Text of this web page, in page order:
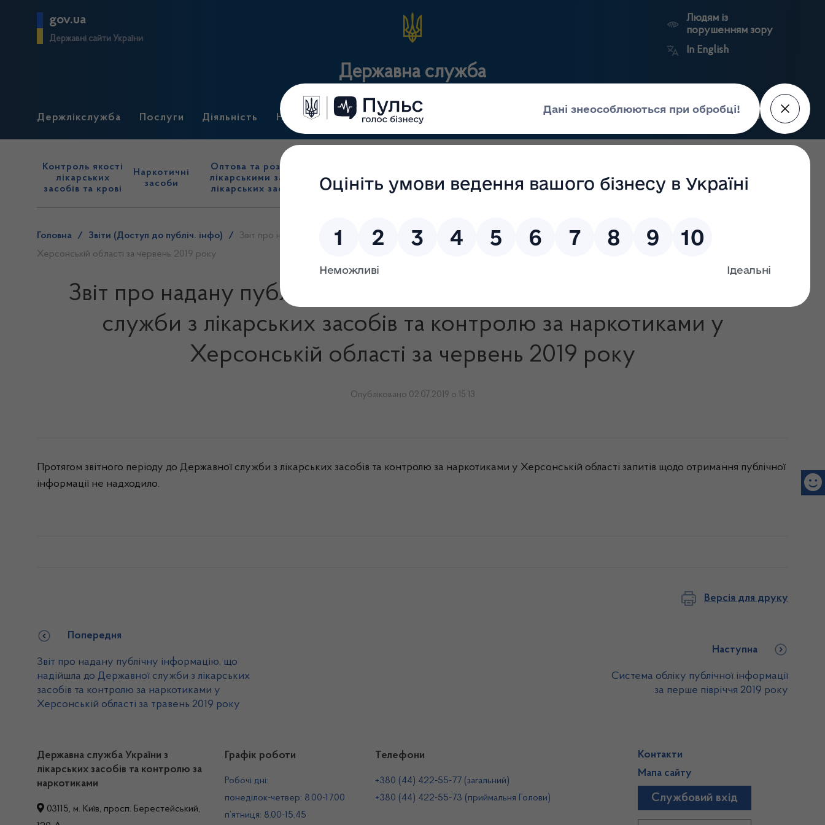
gov.ua
Державні сайти України
Державна служба
Людям із
порушенням зору
In English
Держлікслужба Послуги Діяльність Нормативні документи Для громадськості Прес-центр Пошук
Контроль якості
лікарських
засобів та крові
Наркотичні
засоби
Оптова та роздрібна торгівля
лікарськими засобами, імпорт
лікарських засобів (крім АФІ)
нагляд
(контроль)
засобів, крові та
сертифікація
нагляд
реєстри
портал
Держлікслужби
Головна / Звіти (Доступ до публіч. інфо) /
Звіт про надану публічну інформацію, що надійшла до Державної служби з лікарських засобів та контролю за наркотиками у
Херсонській області за червень 2019 року
Звіт про надану публічну інформацію, що надійшла до Державної
служби з лікарських засобів та контролю за наркотиками у
Херсонській області за червень 2019 року
Опубліковано 02.07.2019 о 15:13
Протягом звітного періоду до Державної служби з лікарських засобів та контролю за наркотиками у Херсонській області запитів щодо отримання публічної
інформації не надходило.
Версія для друку
Попередня
Звіт про надану публічну інформацію, що
надійшла до Державної служби з лікарських
засобів та контролю за наркотиками у
Херсонській області за травень 2019 року
Наступна
Система обліку публічної інформації
за перше півріччя 2019 року
Державна служба України з
лікарських засобів та контролю за
наркотиками
03115, м. Київ, просп. Берестейський,
Графік роботи
Робочі дні:
понеділок-четвер: 8.00-17.00
п’ятниця: 8.00-15.45
Телефони
+380 (44) 422-55-77 (загальний)
+380 (44) 422-55-73 (приймальня Голови)
Контакти
Мапа сайту
Службовий вхід